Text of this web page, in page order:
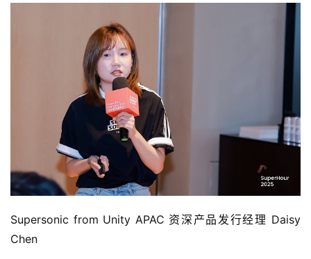
Supersonic from Unity APAC 资深产品发行经理 Daisy
Chen